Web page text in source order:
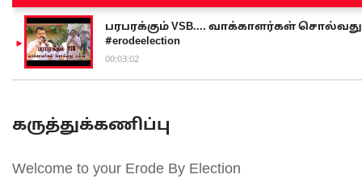
பரபரக்கும் VSB.... வாக்காளர்கள் சொல்வது
#erodeelection
00:03:02
கருத்துக்கணிப்பு
Welcome to your Erode By Election